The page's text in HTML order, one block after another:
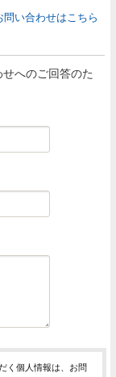
い合わせはこちら
へのご回答のた
く個人情報は、お問